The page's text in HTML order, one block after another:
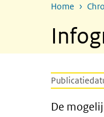
Home
De